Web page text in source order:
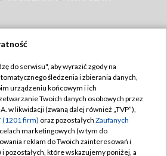
TVP
Regulamin TVP
prywatności
Moje zgody
do serwisu", aby wyrazić zgody na
śledzenia i zbierania danych,
urządzeniu końcowym i ich
Twoich danych osobowych przez
w likwidacji (zwaną dalej również „TVP”),
(1201 firm) oraz pozostałych Zaufanych
marketingowych (w tym do
reklam do Twoich zainteresowań i
pozostałych, które wskazujemy poniżej, a